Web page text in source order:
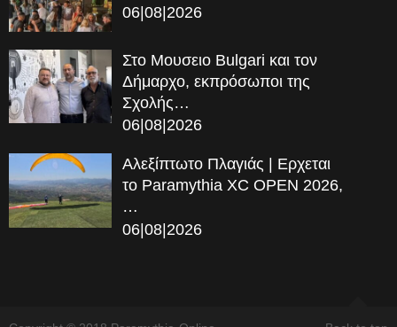
06|08|2026
Στο Μουσειο Bulgari και τον
Δήμαρχο, εκπρόσωποι της
Σχολής…
06|08|2026
Αλεξίπτωτο Πλαγιάς | Ερχεται
το Paramythia XC OPEN 2026,
…
06|08|2026